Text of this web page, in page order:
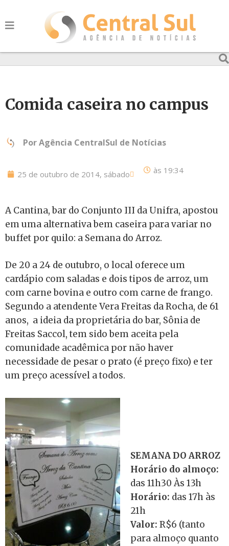
Comida caseira no campus
PorAgência CentralSul de Notícias
25 de outubro de 2014, sábado às 19:34
A Cantina, bar do Conjunto III da Unifra, apostou
em uma alternativa bem caseira para variar no
buffet por quilo: a Semana do Arroz.
De 20 a 24 de outubro, o local oferece um
cardápio com saladas e dois tipos de arroz, um
com carne bovina e outro com carne de frango.
Segundo a atendente Vera Freitas da Rocha, de 61
anos, a ideia da proprietária do bar, Sônia de
Freitas Saccol, tem sido bem aceita pela
comunidade acadêmica por não haver
necessidade de pesar o prato (é preço fixo) e ter
um preço acessível a todos.
SEMANA DO ARROZ
Horário do almoço:
das 11h30 Às 13h
Horário: das 17h às
21h
Valor: R$6 (tanto
para almoço quanto